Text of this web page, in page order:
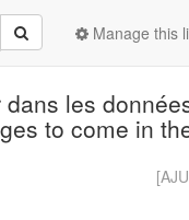
Manage this
les
to come in